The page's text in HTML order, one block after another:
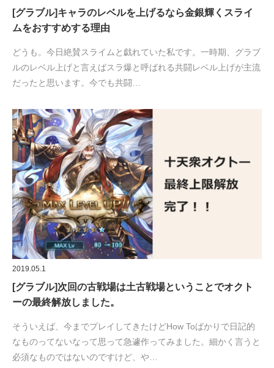
[グラブル]キャラのレベルを上げるなら金銀輝くスライ
ムをおすすめする理由
どうも。今日絶賛スライムと戯れていた私です。一時期、グラブ
ルのレベル上げと言えばスラ爆と呼ばれる共闘レベル上げが主流
だったと思います。今でも共闘…
2019.05.1
[グラブル]次回の古戦場は土古戦場ということでオクト
ーの最終解放しました。
そういえば、今までプレイしてきたけどHow Toばかりで日記的
なものってないなって思って急遽作ってみました。細かく言うと
必須なものではないのですけど、や…